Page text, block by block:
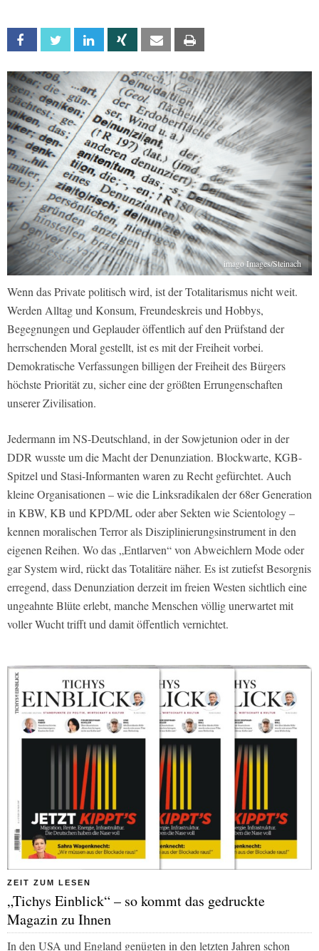
Facebook Twitter Linkedin Xing Email
imago Images/Steinach
Wenn das Private politisch wird, ist der Totalitarismus nicht weit.
Werden Alltag und Konsum, Freundeskreis und Hobbys,
Begegnungen und Geplauder öffentlich auf den Prüfstand der
herrschenden Moral gestellt, ist es mit der Freiheit vorbei.
Demokratische Verfassungen billigen der Freiheit des Bürgers
höchste Priorität zu, sicher eine der größten Errungenschaften
unserer Zivilisation.
Jedermann im NS-Deutschland, in der Sowjetunion oder in der
DDR wusste um die Macht der Denunziation. Blockwarte, KGB-
Spitzel und Stasi-Informanten waren zu Recht gefürchtet. Auch
kleine Organisationen – wie die Linksradikalen der 68er Generation
in KBW, KB und KPD/ML oder aber Sekten wie Scientology –
kennen moralischen Terror als Disziplinierungsinstrument in den
eigenen Reihen. Wo das „Entlarven“ von Abweichlern Mode oder
gar System wird, rückt das Totalitäre näher. Es ist zutiefst Besorgnis
erregend, dass Denunziation derzeit im freien Westen sichtlich eine
ungeahnte Blüte erlebt, manche Menschen völlig unerwartet mit
voller Wucht trifft und damit öffentlich vernichtet.
ZEIT ZUM LESEN
„Tichys Einblick“ – so kommt das gedruckte
Magazin zu Ihnen
In den USA und England genügten in den letzten Jahren schon